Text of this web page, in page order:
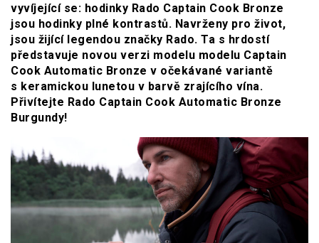
vyvíjející se: hodinky Rado Captain Cook Bronze
jsou hodinky plné kontrastů. Navrženy pro život,
jsou žijící legendou značky Rado. Ta s hrdostí
představuje novou verzi modelu modelu Captain
Cook Automatic Bronze v očekávané variantě
s keramickou lunetou v barvě zrajícího vína.
Přivítejte Rado Captain Cook Automatic Bronze
Burgundy!